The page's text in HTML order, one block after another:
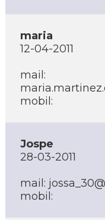
maria
12-04-2011
mail:
mobil:
Jospe
28-03-2011
mail:
mobil: